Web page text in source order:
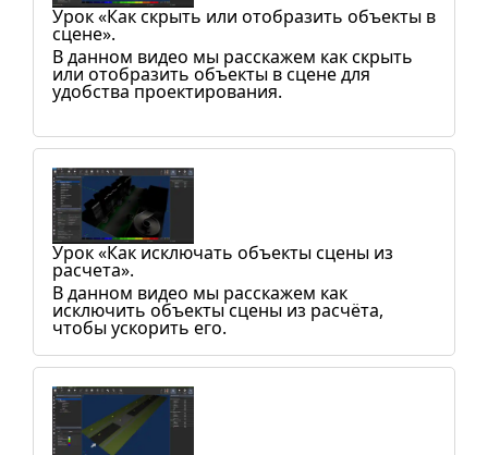
Урок «Как скрыть или отобразить объекты в
сцене».
В данном видео мы расскажем как скрыть
или отобразить объекты в сцене для
удобства проектирования.
Урок «Как исключать объекты сцены из
расчета».
В данном видео мы расскажем как
исключить объекты сцены из расчёта,
чтобы ускорить его.